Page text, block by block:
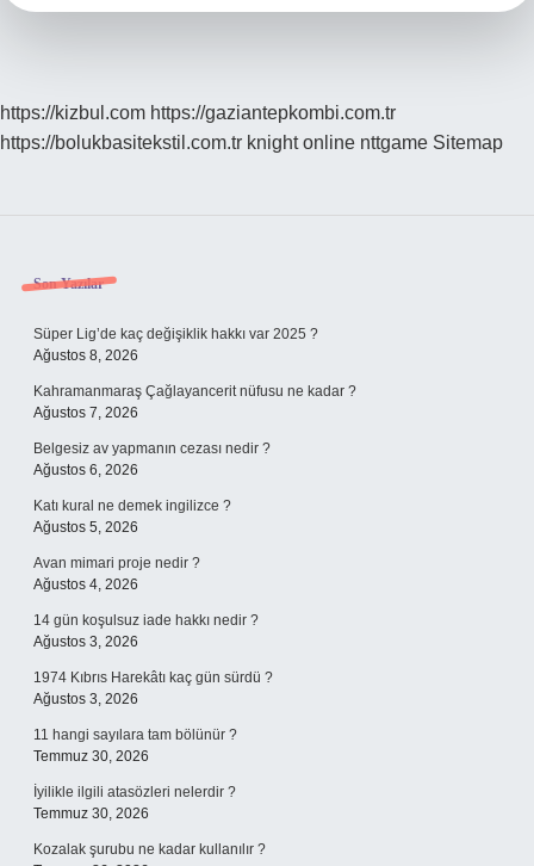
https://kizbul.com https://gaziantepkombi.com.tr
https://bolukbasitekstil.com.tr knight online nttgame Sitemap
Sidebar
Son Yazılar
Süper Lig’de kaç değişiklik hakkı var 2025 ?
Ağustos 8, 2026
Kahramanmaraş Çağlayancerit nüfusu ne kadar ?
Ağustos 7, 2026
Belgesiz av yapmanın cezası nedir ?
Ağustos 6, 2026
Katı kural ne demek ingilizce ?
Ağustos 5, 2026
Avan mimari proje nedir ?
Ağustos 4, 2026
14 gün koşulsuz iade hakkı nedir ?
Ağustos 3, 2026
1974 Kıbrıs Harekâtı kaç gün sürdü ?
Ağustos 3, 2026
11 hangi sayılara tam bölünür ?
Temmuz 30, 2026
İyilikle ilgili atasözleri nelerdir ?
Temmuz 30, 2026
Kozalak şurubu ne kadar kullanılır ?